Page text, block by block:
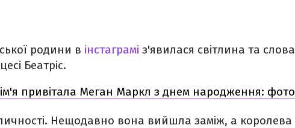
родини в інстаграмі з'явилася світлина та слова
Беатріс.
привітала Меган Маркл з днем народження: фото
Нещодавно вона вийшла заміж, а королева